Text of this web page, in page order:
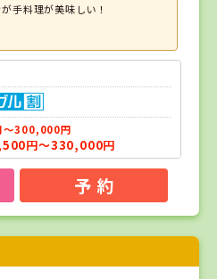
手料理が美味しい！
300,000円
円～330,000円
予 約